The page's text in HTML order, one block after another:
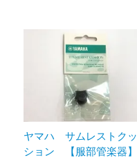
ヤマハ サムレストクッ
ション 【服部管楽器】